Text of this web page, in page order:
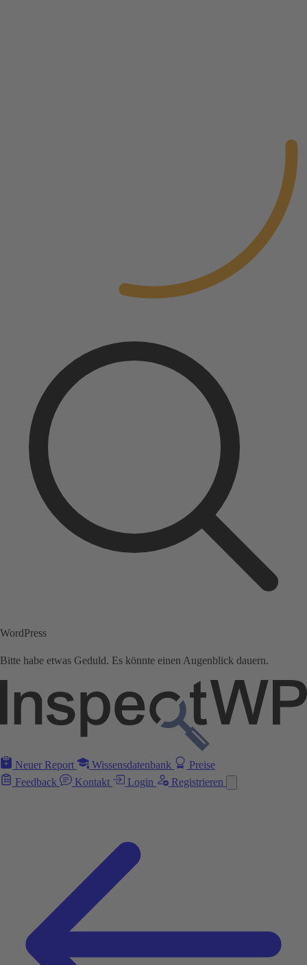
WordPress
Bitte habe etwas Geduld. Es könnte einen Augenblick dauern.
Neuer Report Wissensdatenbank
Preise
Feedback
Kontakt Login Registrieren